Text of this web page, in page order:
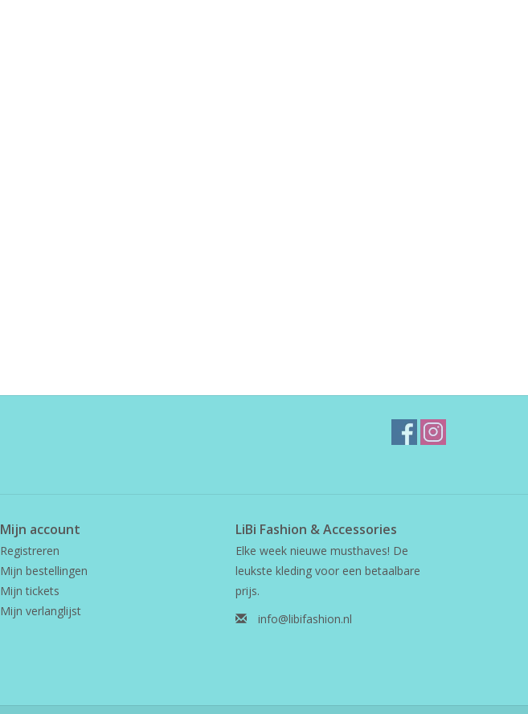
Mijn account
Registreren
Mijn bestellingen
Mijn tickets
Mijn verlanglijst
LiBi Fashion & Accessories
Elke week nieuwe musthaves! De
leukste kleding voor een betaalbare
prijs.
info@libifashion.nl